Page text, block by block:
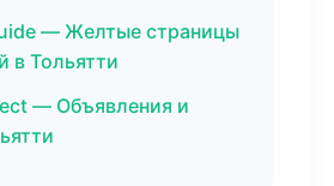
— Желтые страницы
в Тольятти
— Объявления и